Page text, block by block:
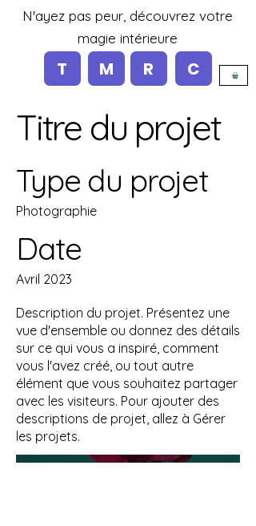
N'ayez pas peur, découvrez votre
magie intérieure
T M C
R
Titre du projet
Type du projet
Photographie
Date
Avril 2023
Description du projet. Présentez une
vue d'ensemble ou donnez des détails
sur ce qui vous a inspiré, comment
vous l'avez créé, ou tout autre
élément que vous souhaitez partager
avec les visiteurs. Pour ajouter des
descriptions de projet, allez à Gérer
les projets.